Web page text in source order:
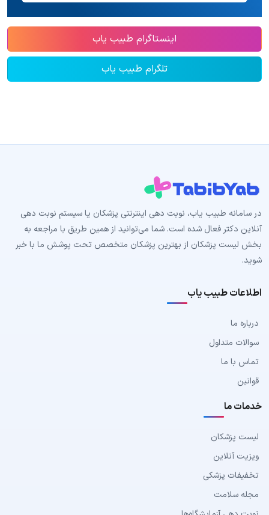
اینستاگرام طبیب یاب
تلگرام طبیب یاب
در سامانه طبیب‌ یاب، نوبت دهی اینترنتی پزشکان یا سیستم نوبت دهی
آنلاین دکتر فعال شده است. شما می‌توانید از همین طریق با مراجعه به
بخش لیست پزشکان از بهترین پزشکان متخصص تحت پوشش ما با خبر
شوید.
اطلاعات طبیب یاب
درباره ما
سوالات متداول
تماس با ما
قوانین
خدمات ما
لیست پزشکان
ویزیت آنلاین
تخفیفات پزشکی
مجله سلامت